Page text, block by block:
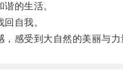
的生活。
自我。
受到大自然的美丽与力